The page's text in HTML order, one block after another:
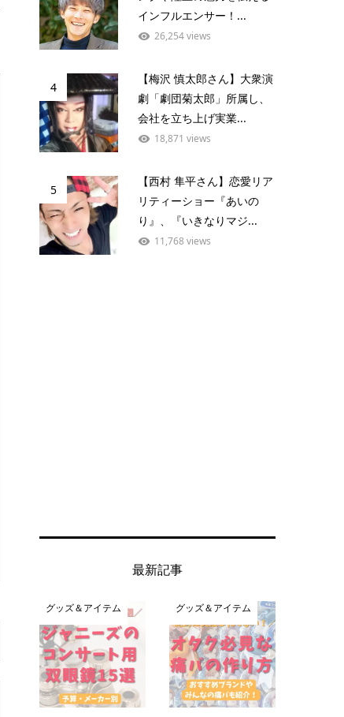
インフルエンサー！...
26,254 views
4
【梅沢 慎太郎さん】大衆演
劇「劇団菊太郎」所属し、
会社を立ち上げ実業...
18,871 views
5
【西村 隼平さん】恋愛リア
リティーショー『あいの
り』、『いきなりマジ...
11,768 views
最新記事
グッズ＆アイテム グッズ＆アイテム